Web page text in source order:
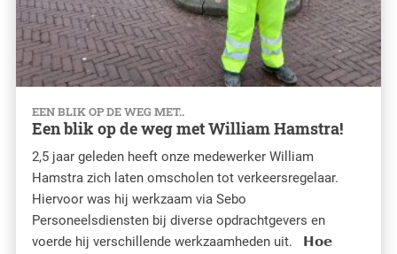
EEN BLIK OP DE WEG MET..
Een blik op de weg met William Hamstra!
2,5 jaar geleden heeft onze medewerker William
Hamstra zich laten omscholen tot verkeersregelaar.
Hiervoor was hij werkzaam via Sebo
Personeelsdiensten bij diverse opdrachtgevers en
voerde hij verschillende werkzaamheden uit. 𝗛𝗼𝗲